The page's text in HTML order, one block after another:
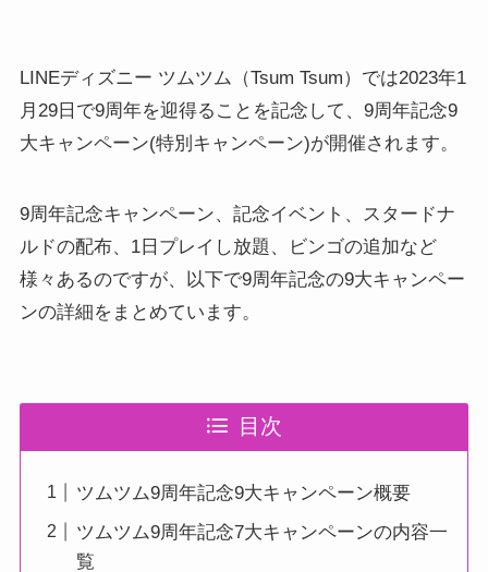
LINEディズニー ツムツム（Tsum Tsum）では2023年1
月29日で9周年を迎得ることを記念して、9周年記念9
大キャンペーン(特別キャンペーン)が開催されます。
9周年記念キャンペーン、記念イベント、スタードナ
ルドの配布、1日プレイし放題、ビンゴの追加など
様々あるのですが、以下で9周年記念の9大キャンペー
ンの詳細をまとめています。
目次
ツムツム9周年記念9大キャンペーン概要
ツムツム9周年記念7大キャンペーンの内容一
覧